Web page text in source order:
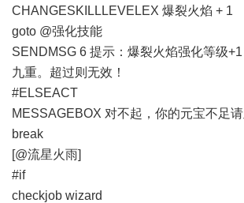
CHANGESKILLLEVELEX 爆裂火焰 + 1
goto @强化技能
SENDMSG 6 提示：爆裂火焰强化等级
九重。超过则无效！
#ELSEACT
MESSAGEBOX 对不起，你的元宝不足请
break
[@流星火雨]
#if
checkjob wizard